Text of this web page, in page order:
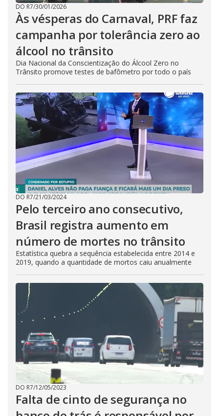
DO R7/30/01/2026
Às vésperas do Carnaval, PRF faz
campanha por tolerância zero ao
álcool no trânsito
Dia Nacional da Conscientização do Álcool Zero no
Trânsito promove testes de bafômetro por todo o país
DO R7/21/03/2024
Pelo terceiro ano consecutivo,
Brasil registra aumento em
número de mortes no trânsito
Estatística quebra a sequência estabelecida entre 2014 e
2019, quando a quantidade de mortos caiu anualmente
DO R7/12/05/2023
Falta de cinto de segurança no